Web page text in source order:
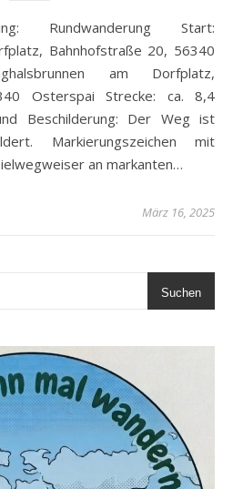
Bahnhofstraße 20, 56340
am Dorfplatz,
Osterspai Strecke: ca. 8,4
Beschilderung: Der Weg ist
Markierungszeichen mit
an markanten…
März 16, 2025
Suchen